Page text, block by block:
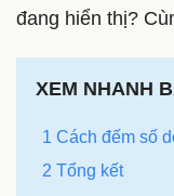
đang hiển thị?
XEM NHANH
1 Cách đếm số
2 Tổng kết